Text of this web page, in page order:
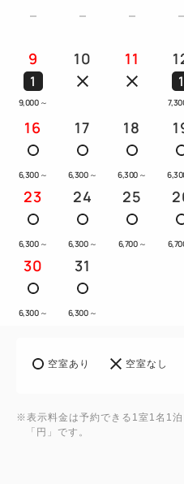
9
1
9,000 ～
10 11
1
16
6,300 ～
17
6,300 ～
18
6,300 ～
23
6,300 ～
24
6,300 ～
25
6,700 ～
30
6,300 ～
31
6,300 ～
空室あり 空室なし
※表示料金は予約できる1室1名1
「円」です。